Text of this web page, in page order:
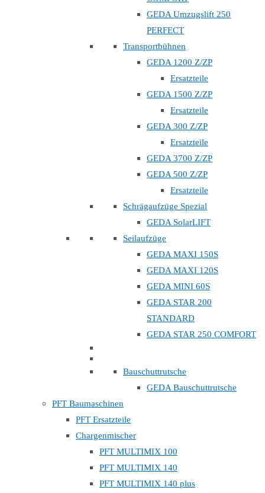
GEDA Umzugslift 250
PERFECT
Transportbühnen
GEDA 1200 Z/ZP
Ersatzteile
GEDA 1500 Z/ZP
Ersatzteile
GEDA 300 Z/ZP
Ersatzteile
GEDA 3700 Z/ZP
GEDA 500 Z/ZP
Ersatzteile
Schrägaufzüge Spezial
GEDA SolarLIFT
Seilaufzüge
GEDA MAXI 150S
GEDA MAXI 120S
GEDA MINI 60S
GEDA STAR 200
STANDARD
GEDA STAR 250 COMFORT
Bauschuttrutsche
GEDA Bauschuttrutsche
PFT Baumaschinen
PFT Ersatzteile
Chargenmischer
PFT MULTIMIX 100
PFT MULTIMIX 140
PFT MULTIMIX 140 plus